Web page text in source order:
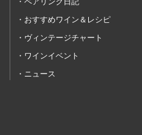
おすすめワイン＆レシピ
ヴィンテージチャート
ワインイベント
ニュース